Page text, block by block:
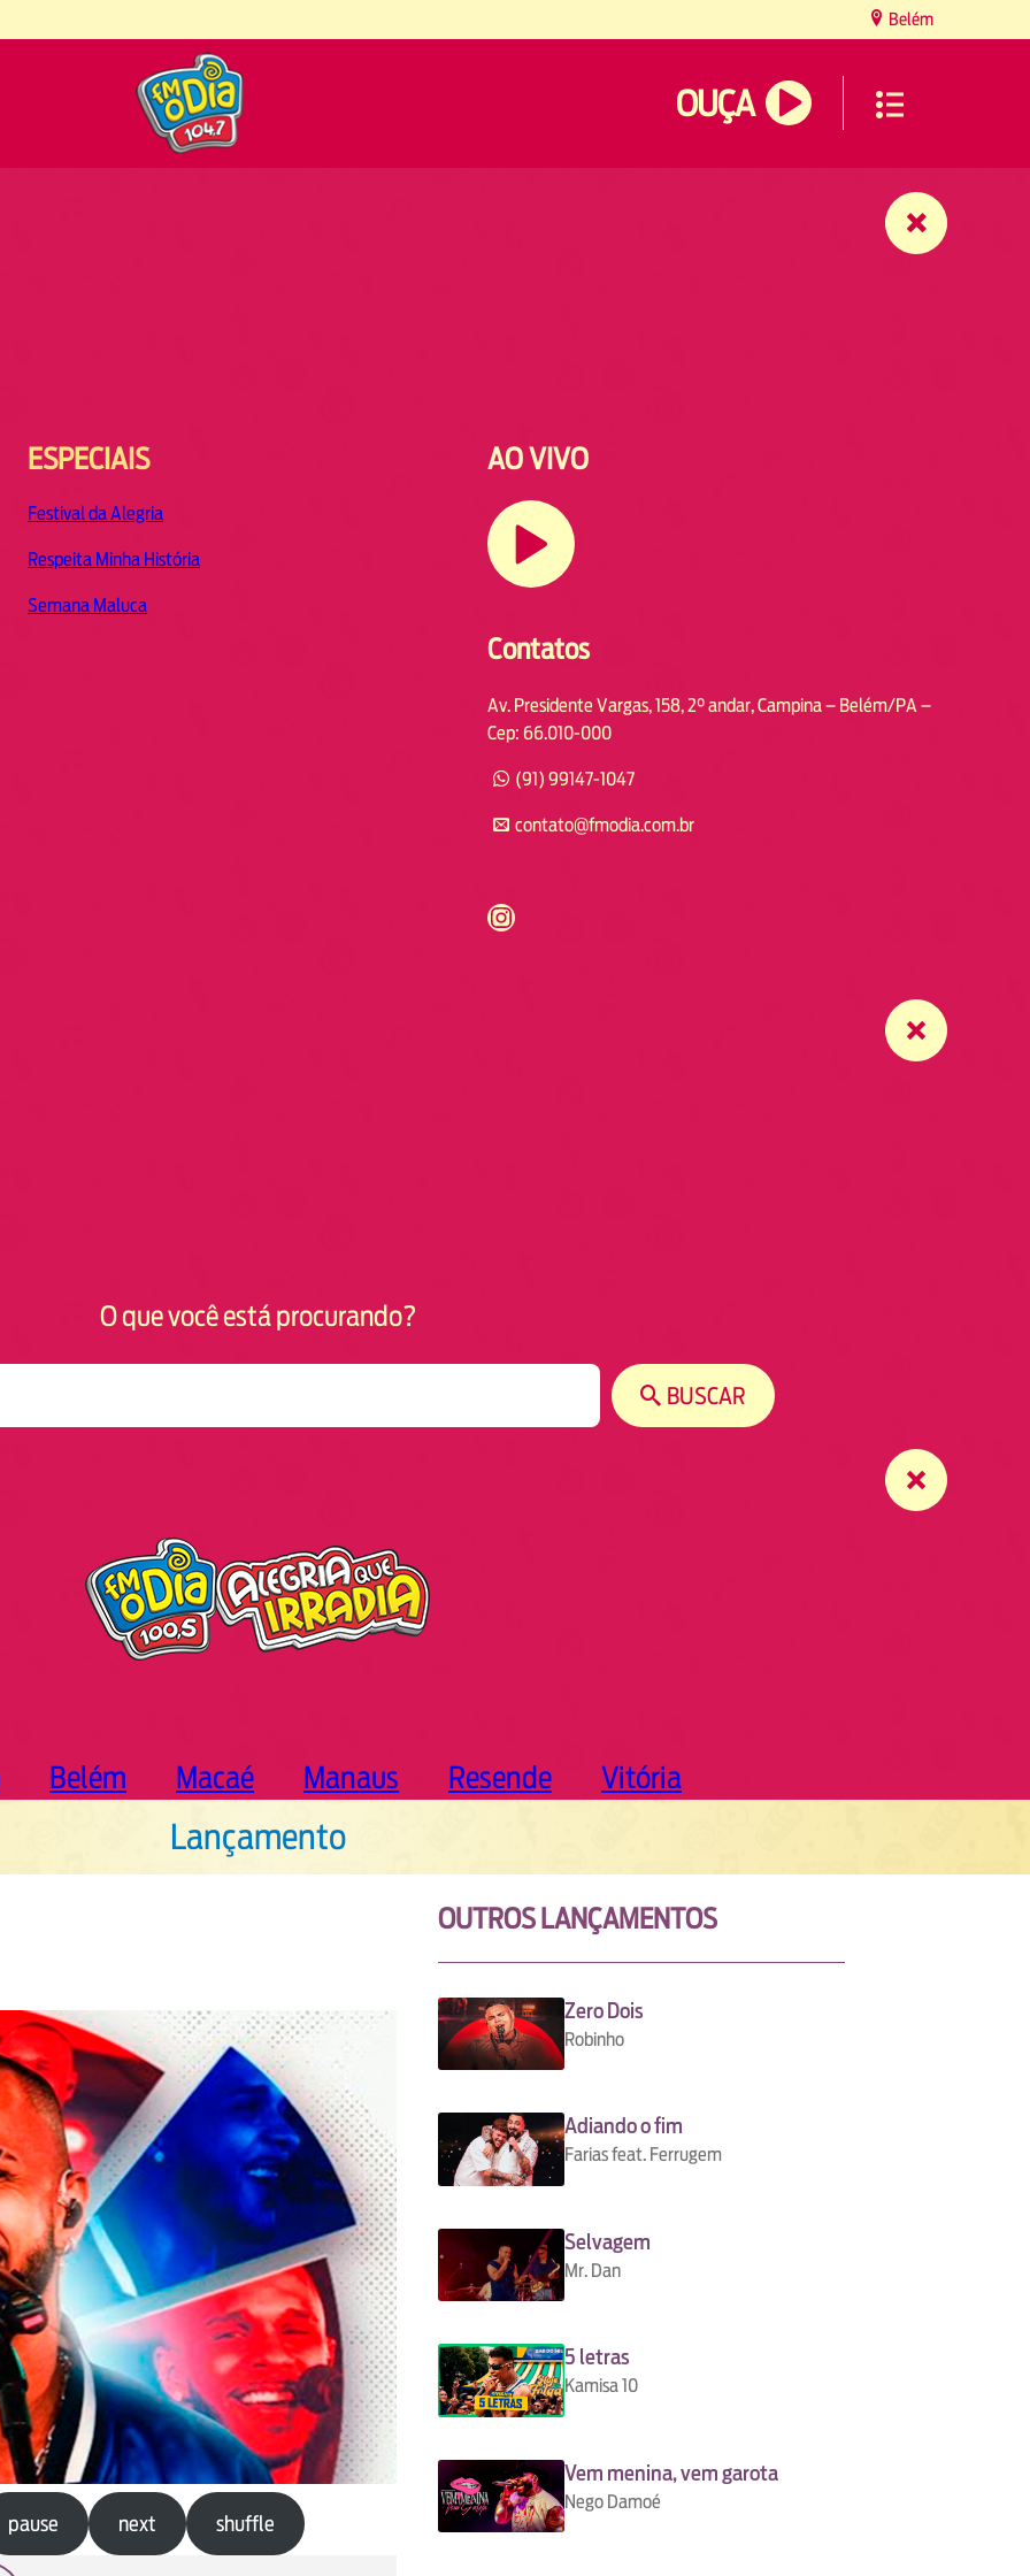
Belém
OUÇA
ESPECIAIS
Festival da Alegria
Respeita Minha História
Semana Maluca
AO VIVO
Contatos
Av. Presidente Vargas, 158, 2° andar, Campina – Belém/PA –
Cep: 66.010-000
(91) 99147-1047
contato@fmodia.com.br
https://www.instagram.com/fmodia.cabofrio/
O que você está procurando?
BUSCAR
Belém Macaé Manaus Resende Vitória
Lançamento
pause next shuffle
OUTROS LANÇAMENTOS
Zero Dois
Robinho
Adiando o fim
Farias feat. Ferrugem
Selvagem
Mr. Dan
5 letras
Kamisa 10
Vem menina, vem garota
Nego Damoé